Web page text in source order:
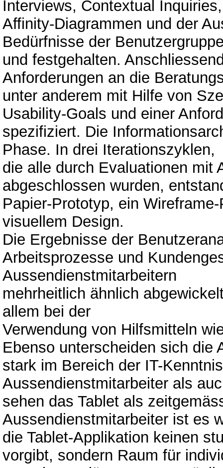
Interviews, Contextual Inquiries,
Affinity-Diagrammen und der
Bedürfnisse der
und festgehalten.
Anforderungen an die
unter anderem mit Hilfe von
Usability-Goals und einer
spezifiziert. Die
Phase. In drei Iterationszyklen,
die alle durch Evaluationen mit
abgeschlossen wurden,
Papier-Prototyp, ein
visuellem Design.
Die Ergebnisse der
Arbeitsprozesse und
Aussendienstmitarbeitern
mehrheitlich ähnlich
allem bei der
Verwendung von Hilfsmitteln
Ebenso unterscheiden sich die
stark im Bereich der IT-
Aussendienstmitarbeiter als
sehen das Tablet als
Aussendienstmitarbeiter ist es
die Tablet-Applikation keinen
vorgibt, sondern Raum für